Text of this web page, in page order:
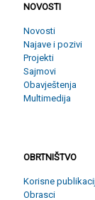
NOVOSTI
Novosti
Najave i pozivi
Projekti
Sajmovi
Obavještenja
Multimedija
OBRTNIŠTVO
Korisne
Obrasci